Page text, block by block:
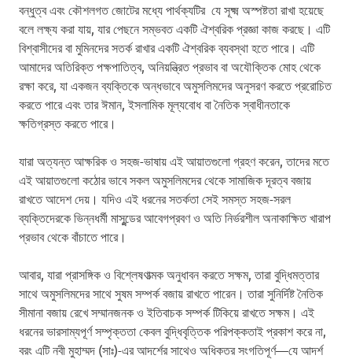
বন্ধুত্ব এবং কৌশলগত জোটের মধ্যে পার্থক্যটির যে সূক্ষ্ম অস্পষ্টতা রাখা হয়েছে
বলে লক্ষ্য করা যায়, যার পেছনে সম্ভবত একটি ঐশ্বরিক প্রজ্ঞা কাজ করছে। এটি
বিশ্বাসীদের বা মুমিনদের সতর্ক রাখার একটি ঐশ্বরিক ব্যবস্থা হতে পারে। এটি
আমাদের অতিরিক্ত পক্ষপাতিত্ব, অনিয়ন্ত্রিত প্রভাব বা অযৌক্তিক মোহ থেকে
রক্ষা করে, যা একজন ব্যক্তিকে অন্ধভাবে অমুসলিমদের অনুসরণ করতে প্ররোচিত
করতে পারে এবং তার ঈমান, ইসলামিক মূল্যবোধ বা নৈতিক স্বাধীনতাকে
ক্ষতিগ্রস্ত করতে পারে।
যারা অত্যন্ত আক্ষরিক ও সহজ-ভাষায় এই আয়াতগুলো গ্রহণ করেন, তাদের মতে
এই আয়াতগুলো কঠোর ভাবে সকল অমুসলিমদের থেকে সামাজিক দূরত্ব বজায়
রাখতে আদেশ দেয়। যদিও এই ধরনের সতর্কতা সেই সমস্ত সহজ-সরল
ব্যক্তিদেরকে ভিন্নধর্মী মাসুন্ডের আবেগপ্রবণ ও অতি নির্ভরশীল অনাকাক্ষিত খারাপ
প্রভাব থেকে বাঁচাতে পারে।
আবার, যারা প্রাসঙ্গিক ও বিশ্লেষণাত্মক অনুধাবন করতে সক্ষম, তারা বুদ্ধিমত্তার
সাথে অমুসলিমদের সাথে সুষম সম্পর্ক বজায় রাখতে পারেন। তারা সুনির্দিষ্ট নৈতিক
সীমানা বজায় রেখে সম্মানজনক ও ইতিবাচক সম্পর্ক টিকিয়ে রাখতে সক্ষম। এই
ধরনের ভারসাম্যপূর্ণ সম্পৃক্ততা কেবল বুদ্ধিবৃত্তিক পরিপক্কতাই প্রকাশ করে না,
বরং এটি নবী মুহাম্মদ (সাঃ)-এর আদর্শের সাথেও অধিকতর সংগতিপূর্ণ—যে আদর্শ